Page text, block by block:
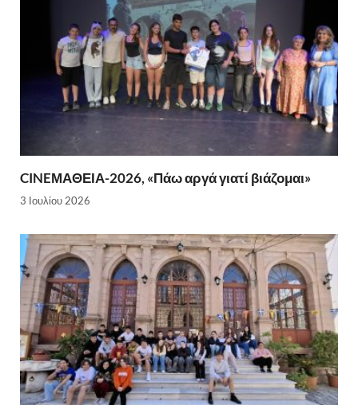
CINEΜΑΘΕΙΑ-2026, «Πάω αργά γιατί βιάζομαι»
3 Ιουλίου 2026